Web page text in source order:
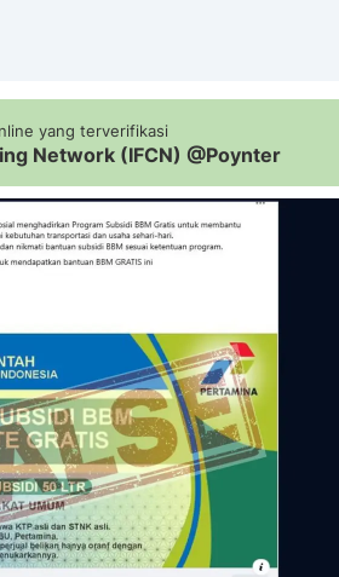
yang terverifikasi
Network (IFCN) @Poynter